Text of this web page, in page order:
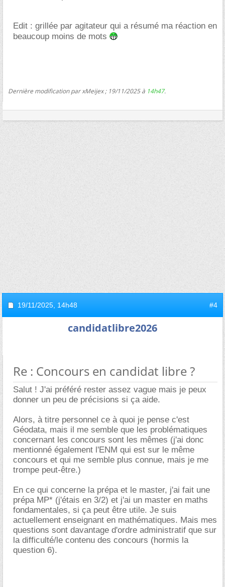
Edit : grillée par agitateur qui a résumé ma réaction en
beaucoup moins de mots
Dernière modification par xMeijex ; 19/11/2025 à 14h47.
19/11/2025, 14h48 #4
candidatlibre2026
Re : Concours en candidat libre ?
Salut ! J'ai préféré rester assez vague mais je peux
donner un peu de précisions si ça aide.
Alors, à titre personnel ce à quoi je pense c'est
Géodata, mais il me semble que les problématiques
concernant les concours sont les mêmes (j'ai donc
mentionné également l'ENM qui est sur le même
concours et qui me semble plus connue, mais je me
trompe peut-être.)
En ce qui concerne la prépa et le master, j'ai fait une
prépa MP* (j'étais en 3/2) et j'ai un master en maths
fondamentales, si ça peut être utile. Je suis
actuellement enseignant en mathématiques. Mais mes
questions sont davantage d'ordre administratif que sur
la difficulté/le contenu des concours (hormis la
question 6).